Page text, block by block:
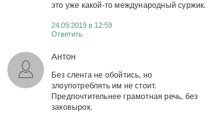
это уже какой-то международный суржик.
24.09.2019 в 12:59
Ответить
Антон
Без сленга не обойтись, но
злоупотреблять им не стоит.
Предпочтительнее грамотная речь, без
заковырок.